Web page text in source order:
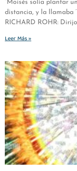
“Moisés solía plantar
distancia, y la llamaba
RICHARD ROHR:
Leer Más »